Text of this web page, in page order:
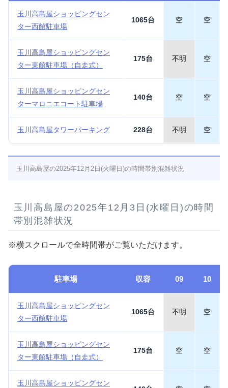
玉川高島屋ショッピングセン
ター西館駐車場
1065台 空 空
玉川高島屋ショッピングセン
ター東館駐車場（自走式）
175台 不明 空
玉川高島屋ショッピングセン
ターマロニエコート駐車場
140台 空 空
玉川高島屋タワーパーキング 228台 不明 空
玉川高島屋の2025年12月2日(火曜日)の時間帯別混雑状況
玉川高島屋の2025年12月3日(水曜日)の時間
帯別混雑状況
※横スクロールで全時間帯がご覧いただけます。
駐車場 収容 09 10
玉川高島屋ショッピングセン
ター西館駐車場
1065台 不明 空
玉川高島屋ショッピングセン
ター東館駐車場（自走式）
175台 空 空
玉川高島屋ショッピングセン